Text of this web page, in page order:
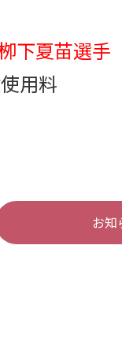
下夏苗選手
用料
お知